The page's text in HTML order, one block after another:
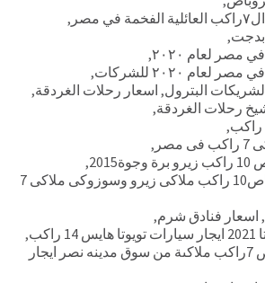
مصر
,
بدجت,
مصر لعام ٢٠٢٠
,
٢٠٢٠ للشركات
,
البترول, اسعار رحلات الغردقة,
رحلات الغردقة,
,
,
,
اسعار سيارت ميكروباص10 راكب ملاكى زيرو وسوزوكى ملاكى 7
, اسعار فنادق شرم,
,
اسعارسيارة ميكروباص 7راكب ملاكىة من سوق مدينه نصر ايجار